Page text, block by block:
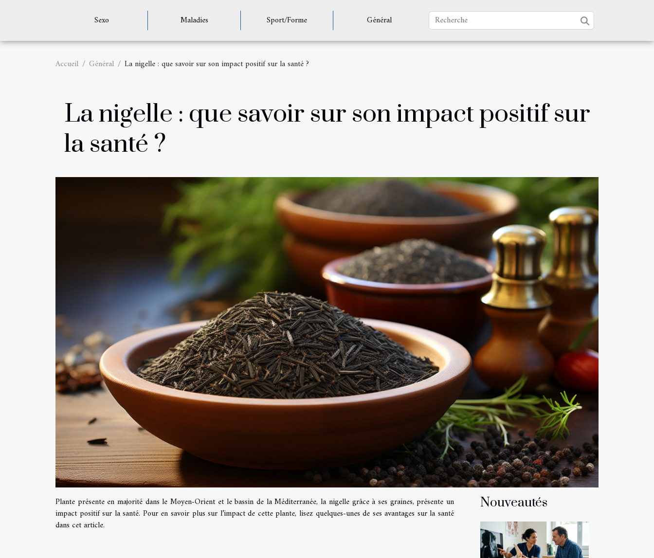
Sexo Maladies Sport/Forme Général
Accueil Général La nigelle : que savoir sur son impact positif sur la santé ?
La nigelle : que savoir sur son impact positif sur
la santé ?
Plante présente en majorité dans le Moyen-Orient et le bassin de la Méditerranée, la nigelle grâce à ses graines, présente un
impact positif sur la santé. Pour en savoir plus sur l’impact de cette plante, lisez quelques-unes de ses avantages sur la santé
dans cet article.
Nouveautés